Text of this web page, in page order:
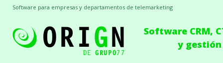
Software CRM,
y
Software para empresas y departamentos de telemarketing